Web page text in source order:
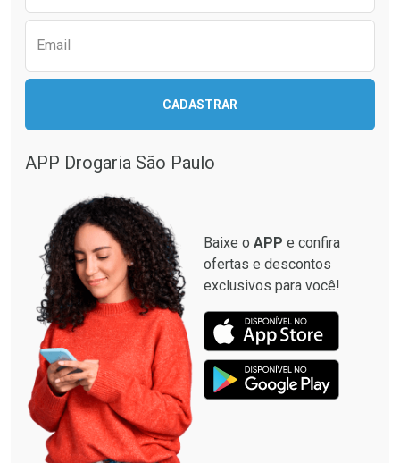
Comprar sem Desconto
Comprar sem Desconto
Comprar sem Desconto
Comprar sem Desconto
Email
CADASTRAR
APP Drogaria São Paulo
Baixe o APP e confira
ofertas e descontos
exclusivos para você!